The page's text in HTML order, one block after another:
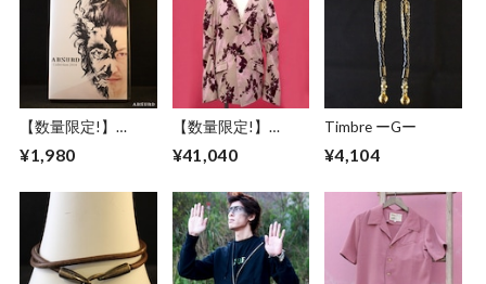
【数量限定!】
Collection2014 （復
ミニ写真集 音楽 CD
道路標識 妖怪
¥1,980
【数量限定!】
ト レディース メン
ック PINK ピンク ア
ブサード KING OF
KINGS（P）
¥41,040
Timbre ーGー
¥4,104